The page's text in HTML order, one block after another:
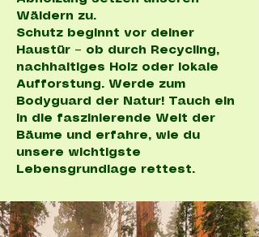
Wäldern zu.
Schutz beginnt vor deiner
Haustür – ob durch Recycling,
nachhaltiges Holz oder lokale
Aufforstung. Werde zum
Bodyguard der Natur! Tauch ein
in die faszinierende Welt der
Bäume und erfahre, wie du
unsere wichtigste
Lebensgrundlage rettest.